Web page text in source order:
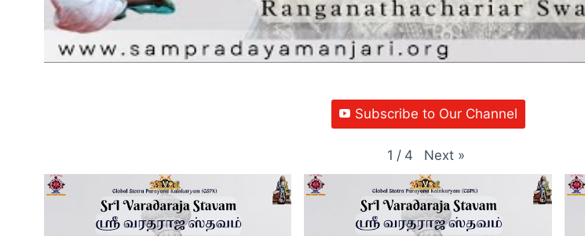
Subscribe to Our Channel
1 / 4 Next »